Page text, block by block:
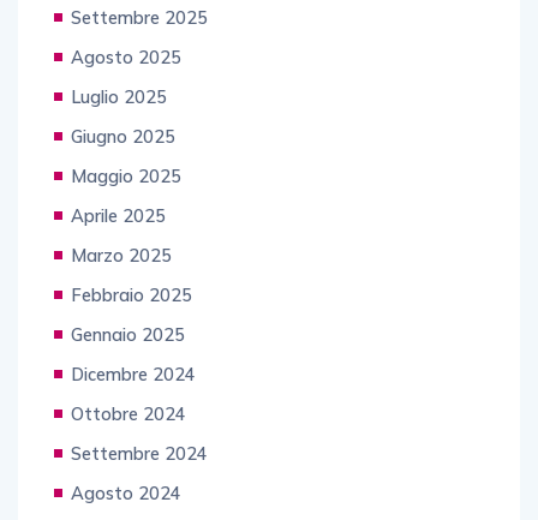
Settembre 2025
Agosto 2025
Luglio 2025
Giugno 2025
Maggio 2025
Aprile 2025
Marzo 2025
Febbraio 2025
Gennaio 2025
Dicembre 2024
Ottobre 2024
Settembre 2024
Agosto 2024